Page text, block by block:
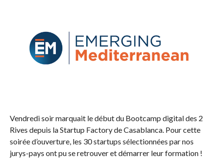
Vendredi soir marquait le début du Bootcamp digital des 2
Rives depuis la Startup Factory de Casablanca. Pour cette
soirée d’ouverture, les 30 startups sélectionnées par nos
jurys-pays ont pu se retrouver et démarrer leur formation !